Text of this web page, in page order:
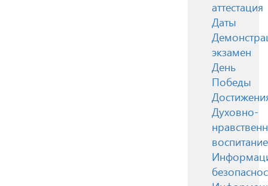
аттестация
Даты
экзамен
День
Победы
Духовно-
воспитание